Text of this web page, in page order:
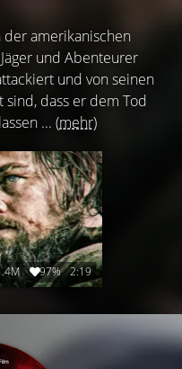
amerikanischen
und Abenteurer
und von seinen
sind, dass er dem Tod
... (mehr)
97% 2:19